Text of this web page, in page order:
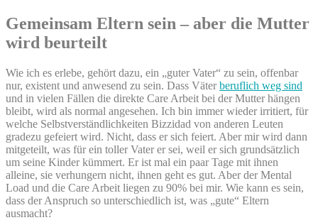
Gemeinsam Eltern sein – aber die Mutter
wird beurteilt
Wie ich es erlebe, gehört dazu, ein „guter Vater“ zu sein, offenbar
nur, existent und anwesend zu sein. Dass Väterberuflich weg sind
und in vielen Fällen die direkte Care Arbeit bei der Mutter hängen
bleibt, wird als normal angesehen. Ich bin immer wieder irritiert, für
welche Selbstverständlichkeiten Bizzidad von anderen Leuten
gradezu gefeiert wird. Nicht, dass er sich feiert. Aber mir wird dann
mitgeteilt, was für ein toller Vater er sei, weil er sich grundsätzlich
um seine Kinder kümmert. Er ist mal ein paar Tage mit ihnen
alleine, sie verhungern nicht, ihnen geht es gut. Aber der Mental
Load und die Care Arbeit liegen zu 90% bei mir. Wie kann es sein,
dass der Anspruch so unterschiedlich ist, was „gute“ Eltern
ausmacht?